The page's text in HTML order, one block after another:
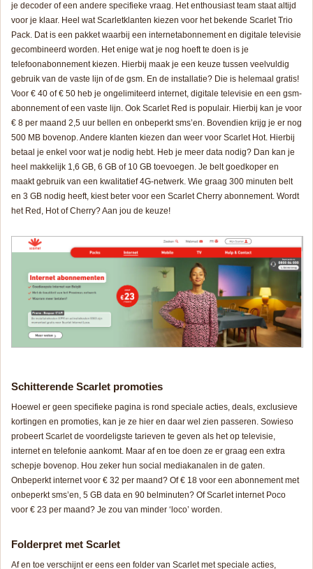
je decoder of een andere specifieke vraag. Het enthousiast team staat altijd
voor je klaar. Heel wat Scarletklanten kiezen voor het bekende Scarlet Trio
Pack. Dat is een pakket waarbij een internetabonnement en digitale televisie
gecombineerd worden. Het enige wat je nog hoeft te doen is je
telefoonabonnement kiezen. Hierbij maak je een keuze tussen veelvuldig
gebruik van de vaste lijn of de gsm. En de installatie? Die is helemaal gratis!
Voor € 40 of € 50 heb je ongelimiteerd internet, digitale televisie en een gsm-
abonnement of een vaste lijn. Ook Scarlet Red is populair. Hierbij kan je voor
€ 8 per maand 2,5 uur bellen en onbeperkt sms’en. Bovendien krijg je er nog
500 MB bovenop. Andere klanten kiezen dan weer voor Scarlet Hot. Hierbij
betaal je enkel voor wat je nodig hebt. Heb je meer data nodig? Dan kan je
heel makkelijk 1,6 GB, 6 GB of 10 GB toevoegen. Je belt goedkoper en
maakt gebruik van een kwalitatief 4G-netwerk. Wie graag 300 minuten belt
en 3 GB nodig heeft, kiest beter voor een Scarlet Cherry abonnement. Wordt
het Red, Hot of Cherry? Aan jou de keuze!
Schitterende Scarlet promoties
Hoewel er geen specifieke pagina is rond speciale acties, deals, exclusieve
kortingen en promoties, kan je ze hier en daar wel zien passeren. Sowieso
probeert Scarlet de voordeligste tarieven te geven als het op televisie,
internet en telefonie aankomt. Maar af en toe doen ze er graag een extra
schepje bovenop. Hou zeker hun social mediakanalen in de gaten.
Onbeperkt internet voor € 32 per maand? Of € 18 voor een abonnement met
onbeperkt sms’en, 5 GB data en 90 belminuten? Of Scarlet internet Poco
voor € 23 per maand? Je zou van minder ‘loco’ worden.
Folderpret met Scarlet
Af en toe verschijnt er eens een folder van Scarlet met speciale acties,